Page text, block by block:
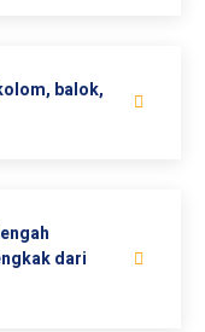
balok,
dari